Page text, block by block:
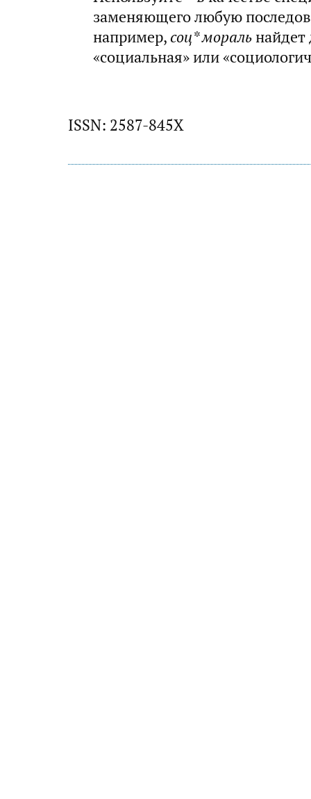
заменяющего любую
например, соц* мораль
«социальная» или
ISSN: 2587-845X